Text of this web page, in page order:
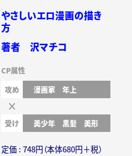
やさしいエロ漫画の描き
方
著者 沢マチコ
CP属性
攻め
漫画家 年上
受け 美少年 黒髪 美形
定価 : 748円（本体680円＋税）